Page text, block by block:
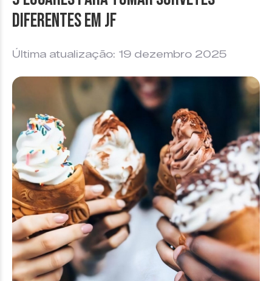
diferentes em JF
Última atualização: 19 dezembro 2025